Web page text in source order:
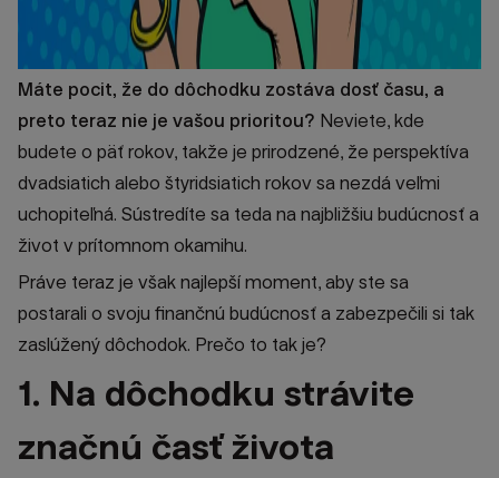
Máte pocit, že do dôchodku zostáva dosť času, a
preto teraz nie je vašou prioritou? Neviete, kde
budete o päť rokov, takže je prirodzené, že perspektíva
dvadsiatich alebo štyridsiatich rokov sa nezdá veľmi
uchopiteľná. Sústredíte sa teda na najbližšiu budúcnosť a
život v prítomnom okamihu.
Práve teraz je však najlepší moment, aby ste sa
postarali o svoju finančnú budúcnosť a zabezpečili si tak
zaslúžený dôchodok. Prečo to tak je?
1. Na dôchodku strávite
značnú časť života